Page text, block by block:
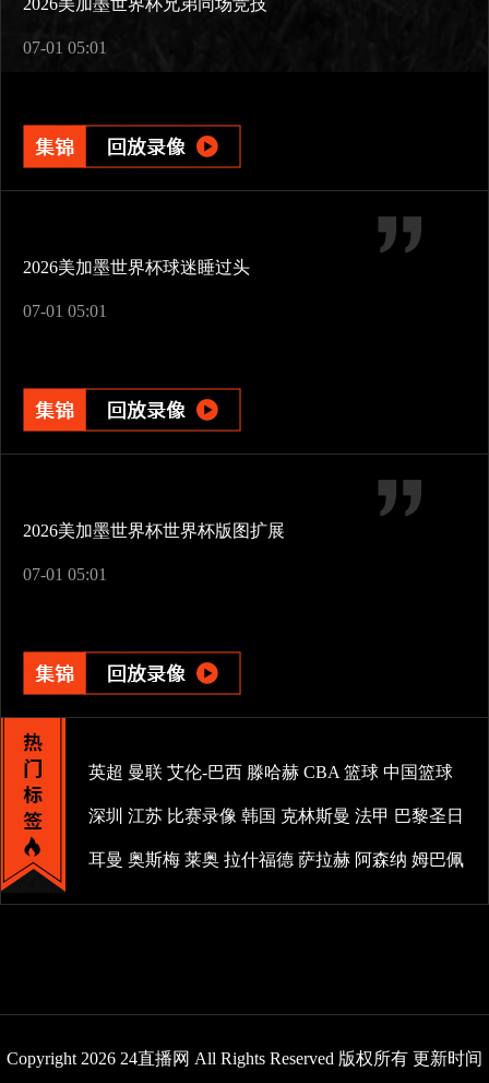
2026美加墨世界杯兄弟同场竞技
07-01 05:01
2026美加墨世界杯球迷睡过头
07-01 05:01
2026美加墨世界杯世界杯版图扩展
07-01 05:01
英超 曼联 艾伦-巴西 滕哈赫 CBA 篮球 中国篮球
深圳 江苏 比赛录像 韩国 克林斯曼 法甲 巴黎圣日
耳曼 奥斯梅 莱奥 拉什福德 萨拉赫 阿森纳 姆巴佩
Copyright 2026 24直播网 All Rights Reserved 版权所有 更新时间